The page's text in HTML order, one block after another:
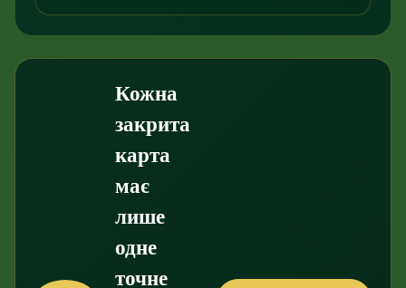
Кожна
закрита
карта
має
лише
одне
точне